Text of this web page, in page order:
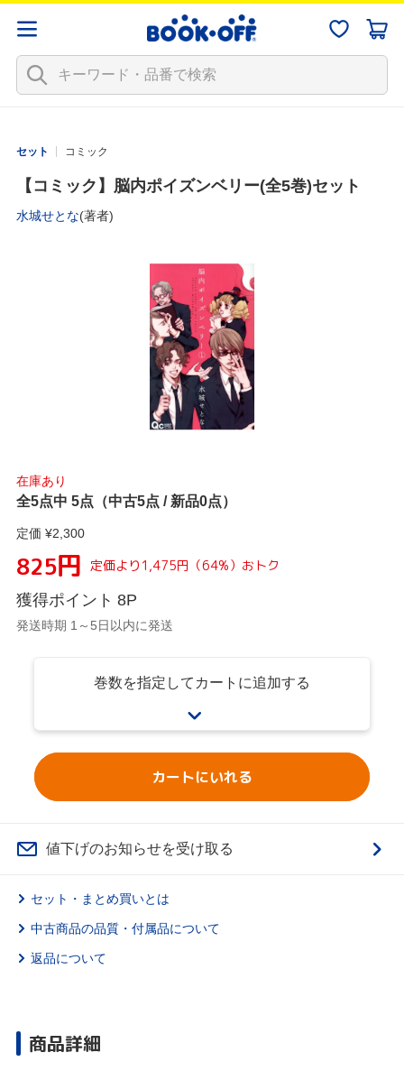
セット コミック
【コミック】脳内ポイズンベリー(全5巻)セット
水城せとな(著者)
在庫あり
全5点中 5点（中古5点 / 新品0点）
定価 ¥2,300
825円 定価より 1,475円 （64%） おトク
獲得ポイント 8P
発送時期 1～5日以内に発送
巻数を指定してカートに追加する
カートにいれる
値下げのお知らせを受け取る
セット・まとめ買いとは
中古商品の品質・付属品について
返品について
商品詳細